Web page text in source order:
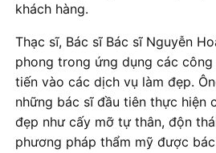
khách hàng.
Thạc sĩ, Bác sĩ Bác sĩ Nguyễn
phong trong ứng dụng các
tiến vào các dịch vụ làm đẹp.
những bác sĩ đầu tiên thực hiện
đẹp như cấy mỡ tự thân, độn
phương pháp thẩm mỹ được